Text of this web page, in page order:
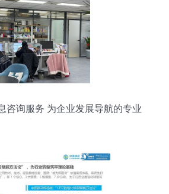
咨询服务 为企业发展导航的专业